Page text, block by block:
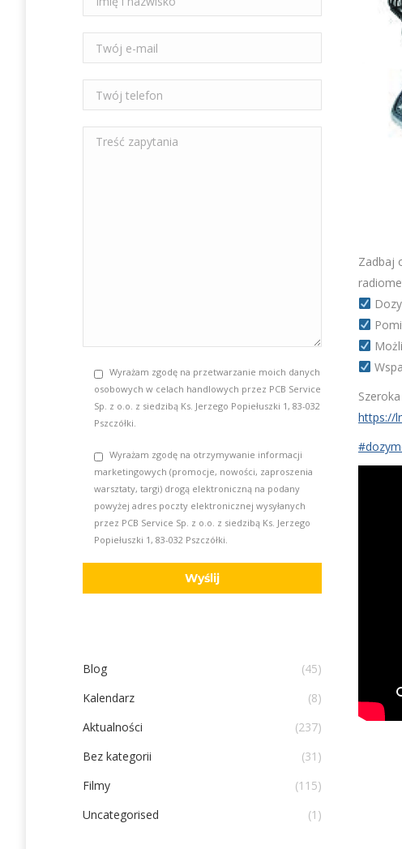
Zadbaj
https://
Wyrażam zgodę na przetwarzanie moich danych
osobowych w celach handlowych przez PCB Service
Sp. z o.o. z siedzibą Ks. Jerzego Popiełuszki 1, 83-032
Pszczółki.
Wyrażam zgodę na otrzymywanie informacji
marketingowych (promocje, nowości, zaproszenia
warsztaty, targi) drogą elektroniczną na podany
powyżej adres poczty elektronicznej wysyłanych
przez PCB Service Sp. z o.o. z siedzibą Ks. Jerzego
Popiełuszki 1, 83-032 Pszczółki.
Blog
(45)
Kalendarz
(8)
Aktualności
(237)
Bez kategorii
(31)
Filmy
(115)
Uncategorised
(1)